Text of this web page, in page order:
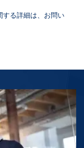
する詳細は、お問い